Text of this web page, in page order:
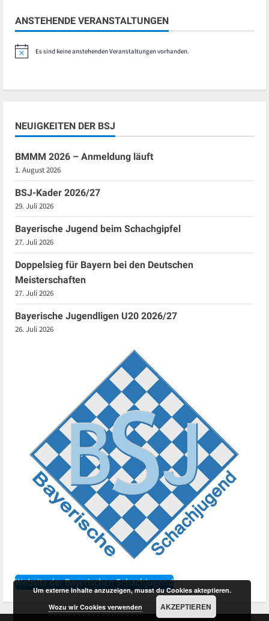
ANSTEHENDE VERANSTALTUNGEN
HinweisEs sind keine anstehenden Veranstaltungen vorhanden.
NEUIGKEITEN DER BSJ
BMMM 2026 – Anmeldung läuft
1. August 2026
BSJ-Kader 2026/27
29. Juli 2026
Bayerische Jugend beim Schachgipfel
27. Juli 2026
Doppelsieg für Bayern bei den Deutschen
Meisterschaften
27. Juli 2026
Bayerische Jugendligen U20 2026/27
26. Juli 2026
Website der Bayerischen Schachjugend
Um externe Inhalte anzuzeigen, musst du Cookies akteptieren.
Wozu wir Cookies verwenden
AKZEPTIEREN